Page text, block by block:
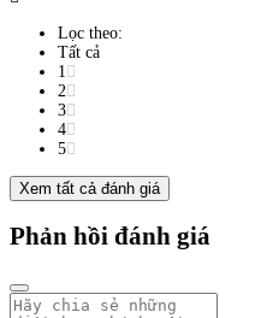
Lọc theo:
Tất cả
1
2
3
4
5
Xem tất cả đánh giá
Phản hồi đánh giá